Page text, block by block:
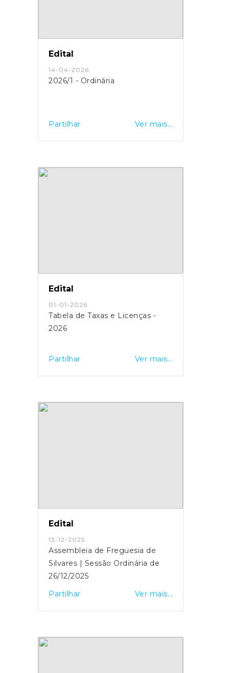
Edital
14-04-2026
2026/1 - Ordinária
Partilhar Ver mais...
Edital
01-01-2026
Tabela de Taxas e Licenças -
2026
Partilhar Ver mais...
Edital
13-12-2025
Assembleia de Freguesia de
Silvares | Sessão Ordinária de
26/12/2025
Partilhar
Ver mais...